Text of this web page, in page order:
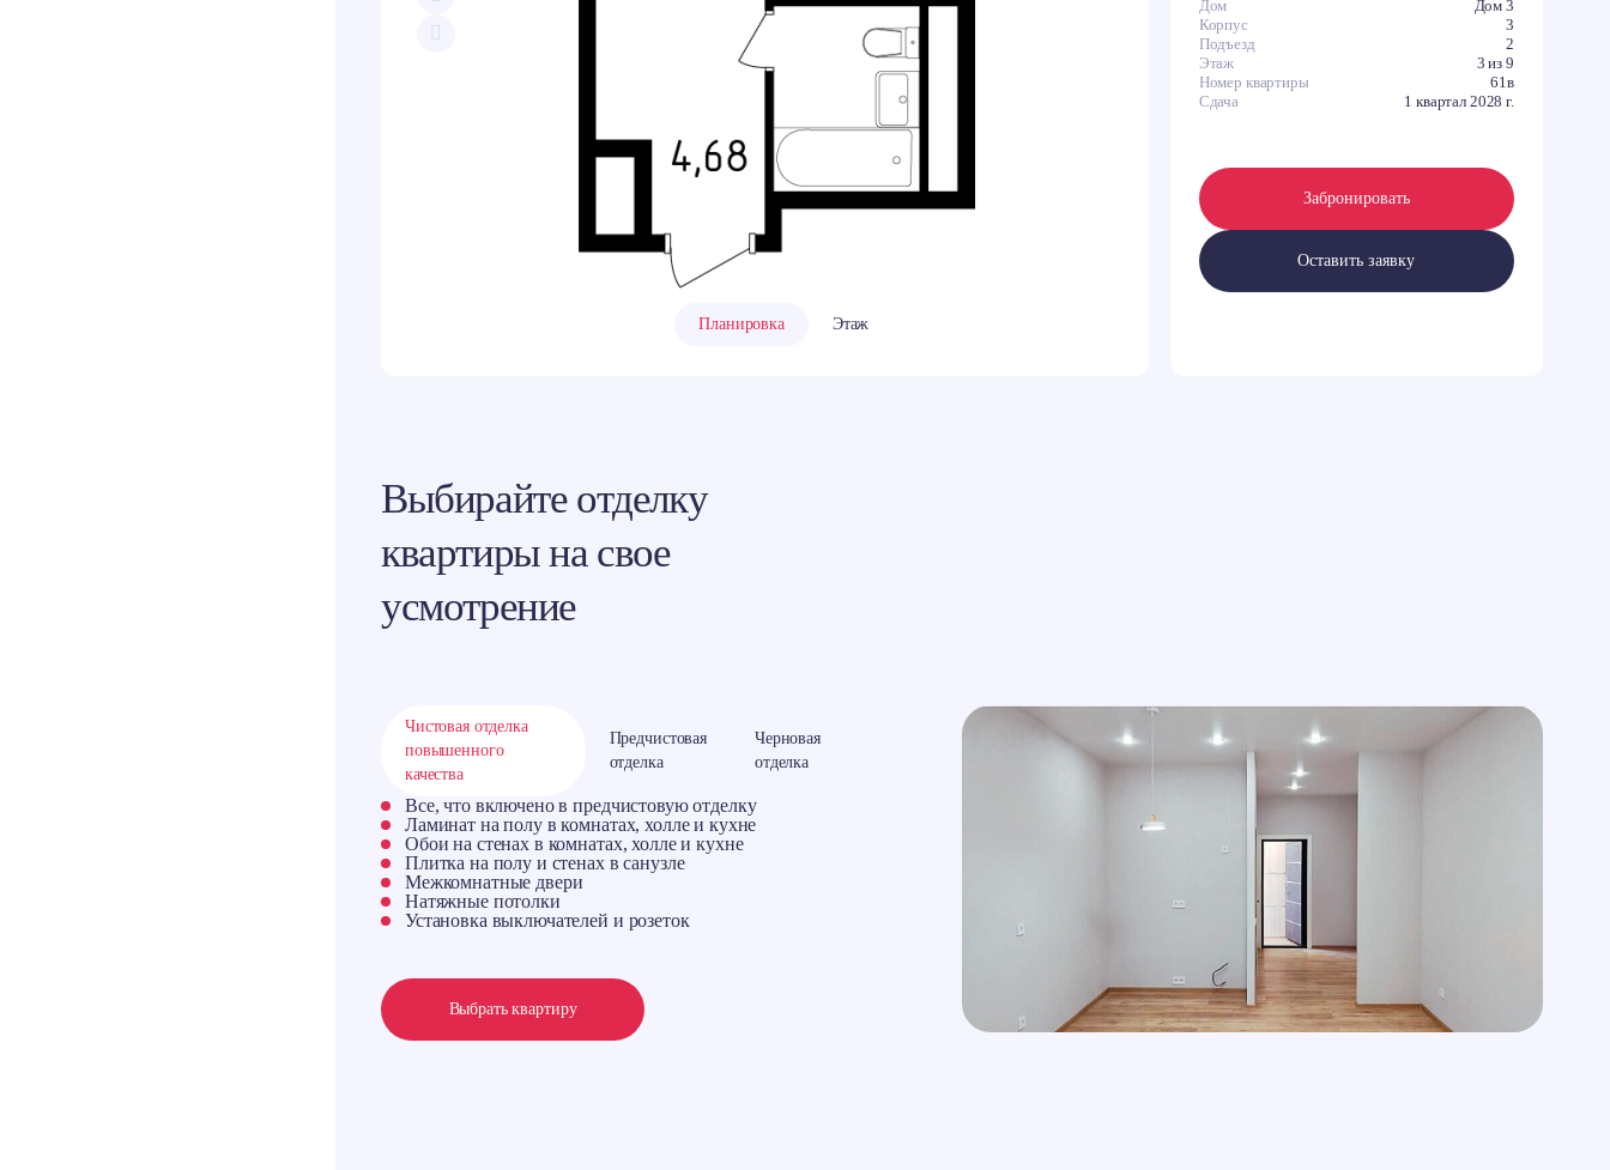
Планировка Этаж
Дом
Дом 3
Корпус
3
Подъезд
2
Этаж
3 из 9
Номер квартиры
61в
Сдача
1 квартал 2028 г.
Забронировать
Оставить заявку
Выбирайте отделку
квартиры на свое
усмотрение
Чистовая отделка
повышенного
качества
Предчистовая
отделка
Черновая
отделка
Все, что включено в предчистовую отделку
Ламинат на полу в комнатах, холле и кухне
Обои на стенах в комнатах, холле и кухне
Плитка на полу и стенах в санузле
Межкомнатные двери
Натяжные потолки
Установка выключателей и розеток
Выбрать квартиру